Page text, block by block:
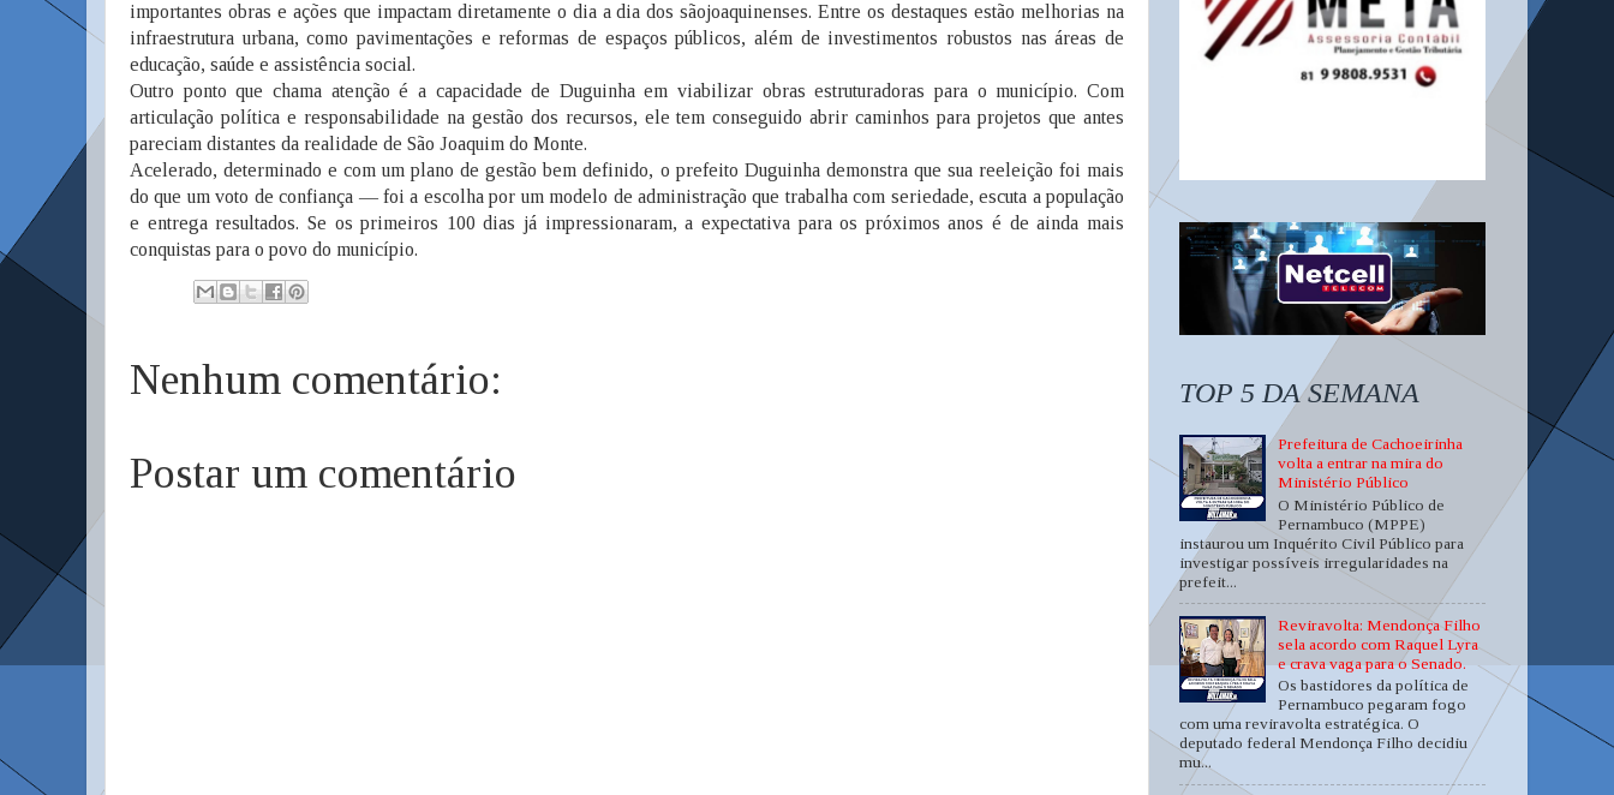
importantes obras e ações que impactam diretamente o dia a dia dos sãojoaquinenses. Entre os destaques estão melhorias na
infraestrutura urbana, como pavimentações e reformas de espaços públicos, além de investimentos robustos nas áreas de
educação, saúde e assistência social.
Outro ponto que chama atenção é a capacidade de Duguinha em viabilizar obras estruturadoras para o município. Com
articulação política e responsabilidade na gestão dos recursos, ele tem conseguido abrir caminhos para projetos que antes
pareciam distantes da realidade de São Joaquim do Monte.
Acelerado, determinado e com um plano de gestão bem definido, o prefeito Duguinha demonstra que sua reeleição foi mais
do que um voto de confiança — foi a escolha por um modelo de administração que trabalha com seriedade, escuta a população
e entrega resultados. Se os primeiros 100 dias já impressionaram, a expectativa para os próximos anos é de ainda mais
conquistas para o povo do município.
Nenhum comentário:
Postar um comentário
TOP 5 DA SEMANA
Prefeitura de Cachoeirinha
volta a entrar na mira do
Ministério Público
O Ministério Público de
Pernambuco (MPPE)
instaurou um Inquérito Civil Público para
investigar possíveis irregularidades na
prefeit...
Reviravolta: Mendonça Filho
sela acordo com Raquel Lyra
e crava vaga para o Senado.
Os bastidores da política de
Pernambuco pegaram fogo
com uma reviravolta estratégica. O
deputado federal Mendonça Filho decidiu
mu...